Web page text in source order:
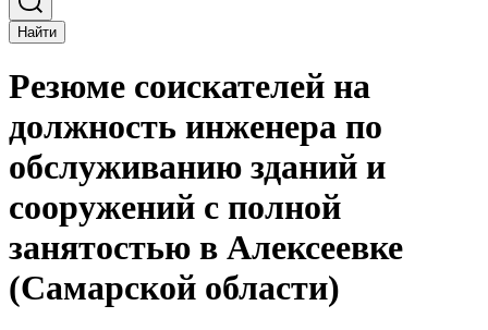
Найти
Резюме соискателей на
должность инженера по
обслуживанию зданий и
сооружений с полной
занятостью в Алексеевке
(Самарской области)